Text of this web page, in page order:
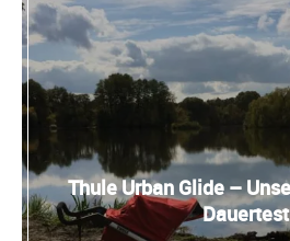
Thule Urban Glide –
Dauertest